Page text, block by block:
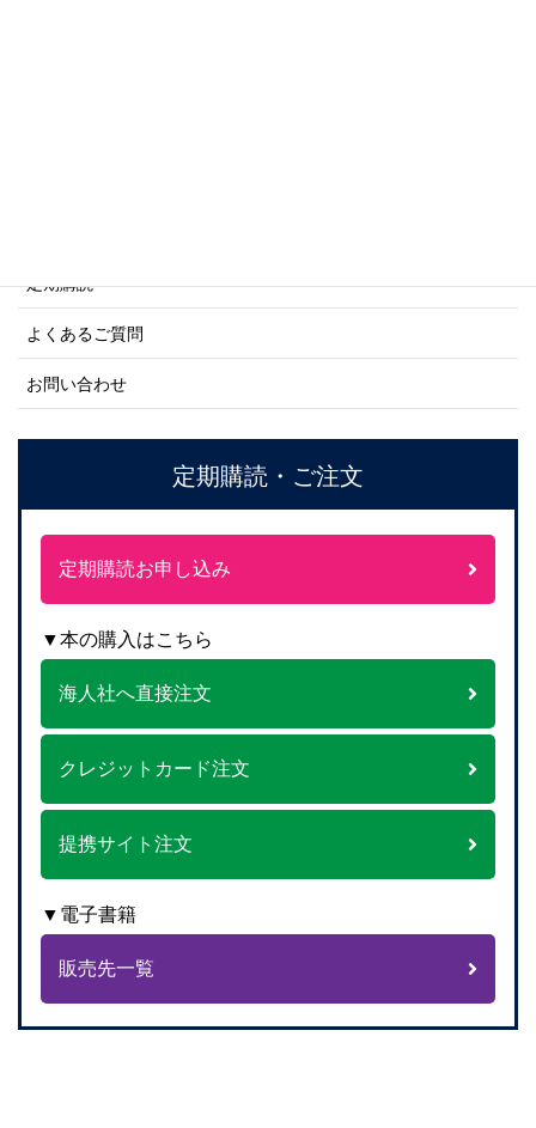
定期購読
よくあるご質問
お問い合わせ
定期購読・ご注文
定期購読お申し込み
▼本の購入はこちら
海人社へ直接注文
クレジットカード注文
提携サイト注文
▼電子書籍
販売先一覧